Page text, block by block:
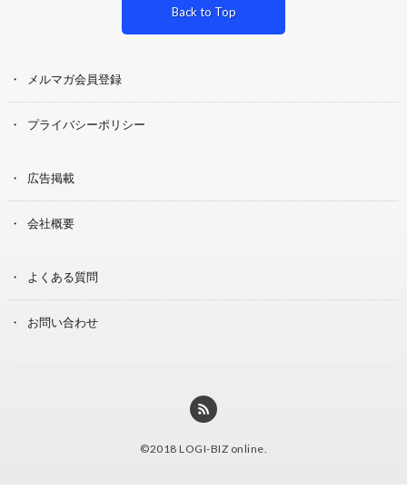
Back to Top
メルマガ会員登録
プライバシーポリシー
広告掲載
会社概要
よくある質問
お問い合わせ
©2018 LOGI-BIZ online